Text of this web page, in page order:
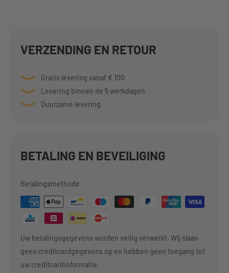
VERZENDING EN RETOUR
Gratis levering vanaf € 100
Levering binnen de 5 werkdagen
Duurzame levering
BETALING EN BEVEILIGING
Betalingsmethode
Uw betalingsgegevens worden veilig verwerkt. Wij slaan
geen creditcardgegevens op en hebben geen toegang tot
uw creditcardinformatie.